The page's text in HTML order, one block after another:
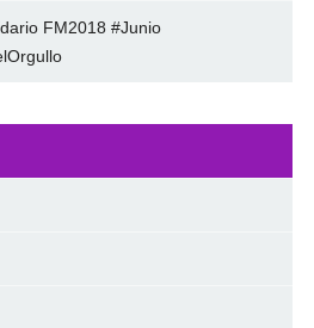
FM2018 #Junio